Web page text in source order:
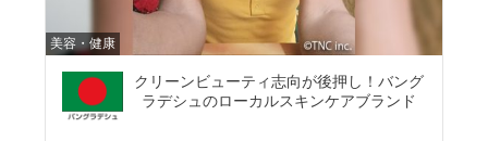
美容・健康
クリーンビューティ志向が後押し！バング
ラデシュのローカルスキンケアブランド